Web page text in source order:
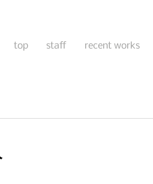
top staff recent works